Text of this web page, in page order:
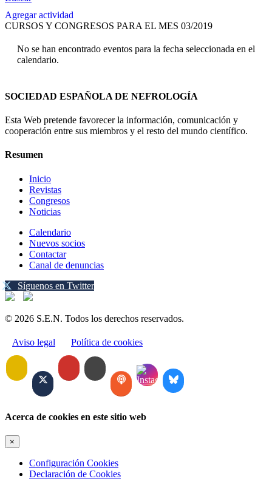
Agregar actividad
CURSOS Y CONGRESOS PARA EL MES 03/2019
No se han encontrado eventos para la fecha seleccionada en el
calendario.
SOCIEDAD ESPAÑOLA DE NEFROLOGÍA
Esta Web pretende favorecer la información, comunicación y
cooperación entre sus miembros y el resto del mundo científico.
Resumen
Inicio
Revistas
Congresos
Noticias
Calendario
Nuevos socios
Contactar
Canal de denuncias
Síguenos en Twitter
© 2026 S.E.N. Todos los derechos reservados.
Aviso legal Política de cookies
Acerca de cookies en este sitio web
×
Configuración Cookies
Declaración de Cookies